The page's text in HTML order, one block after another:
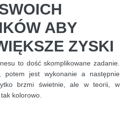
ABY
ZYSKI
to dość skomplikowane zadanie.
potem jest wykonanie a następnie
brzmi świetnie, ale w teorii, w
kolorowo.